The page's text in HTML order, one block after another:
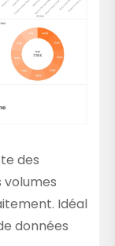
des
Idéal
données